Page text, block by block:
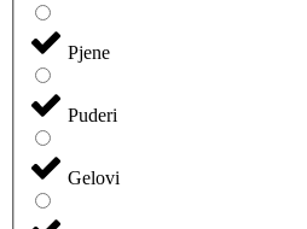
Pjene
Puderi
Gelovi